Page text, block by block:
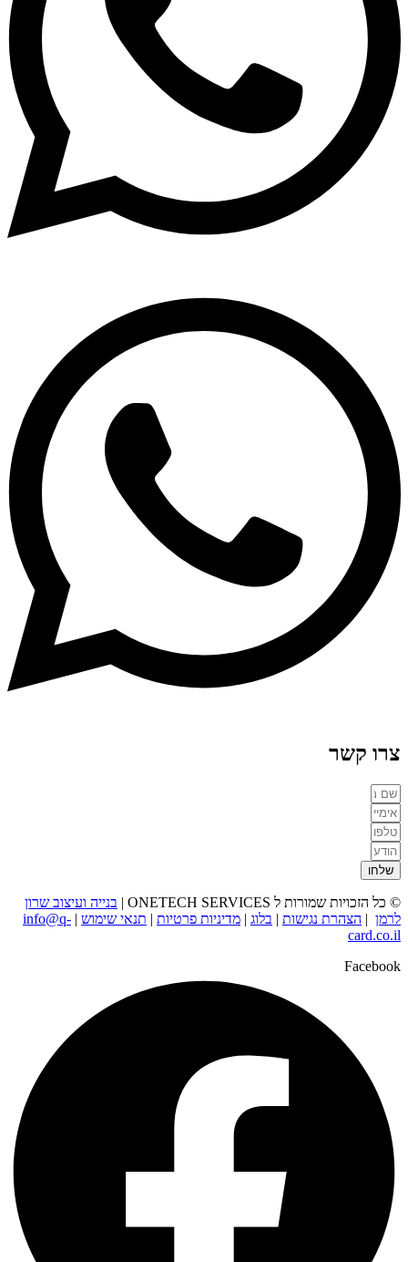
צרו קשר
שלחו
© כל הזכויות שמורות ל ONETECH SERVICES |
בנייה ועיצוב שרון
לרמן | הצהרת נגישות | בלוג | מדיניות פרטיות | תנאי שימוש |
info@q-
card.co.il
Facebook